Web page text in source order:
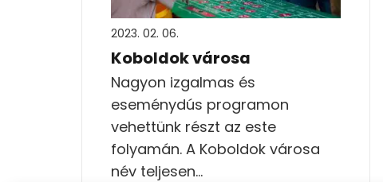
2023. 02. 06.
Koboldok városa
Nagyon izgalmas és
eseménydús programon
vehettünk részt az este
folyamán. A Koboldok városa
név teljesen…